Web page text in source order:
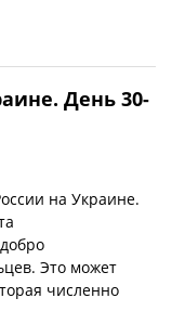
День 30-
на Украине.
Это может
численно